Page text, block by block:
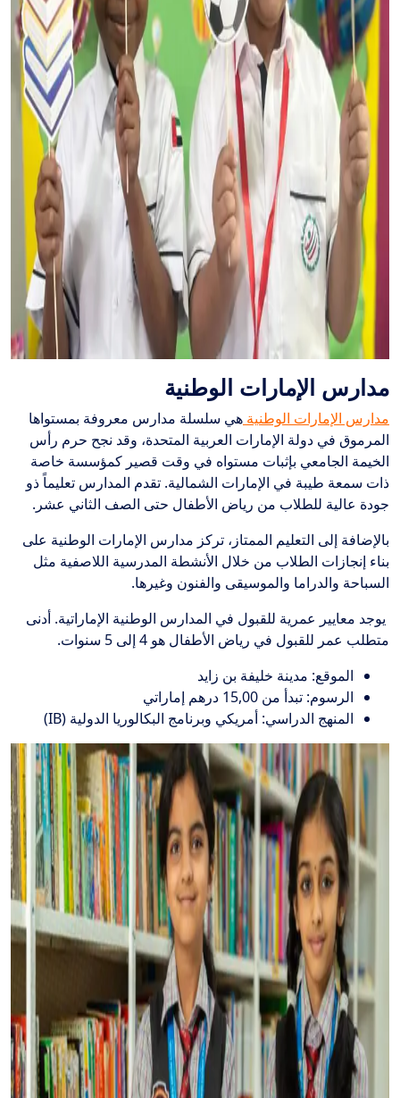
مدارس الإمارات الوطنية
مدارس الإمارات الوطنية هي سلسلة مدارس معروفة بمستواها
المرموق في دولة الإمارات العربية المتحدة، وقد نجح حرم رأس
الخيمة الجامعي بإثبات مستواه في وقت قصير كمؤسسة خاصة
ذات سمعة طيبة في الإمارات الشمالية. تقدم المدارس تعليماً ذو
جودة عالية للطلاب من رياض الأطفال حتى الصف الثاني عشر.
بالإضافة إلى التعليم الممتاز، تركز مدارس الإمارات الوطنية على
بناء إنجازات الطلاب من خلال الأنشطة المدرسية اللاصفية مثل
السباحة والدراما والموسيقى والفنون وغيرها.
يوجد معايير عمرية للقبول في المدارس الوطنية الإماراتية. أدنى
متطلب عمر للقبول في رياض الأطفال هو 4 إلى 5 سنوات.
الموقع: مدينة خليفة بن زايد
الرسوم: تبدأ من 15,00 درهم إماراتي
المنهج الدراسي: أمريكي وبرنامج البكالوريا الدولية (IB)